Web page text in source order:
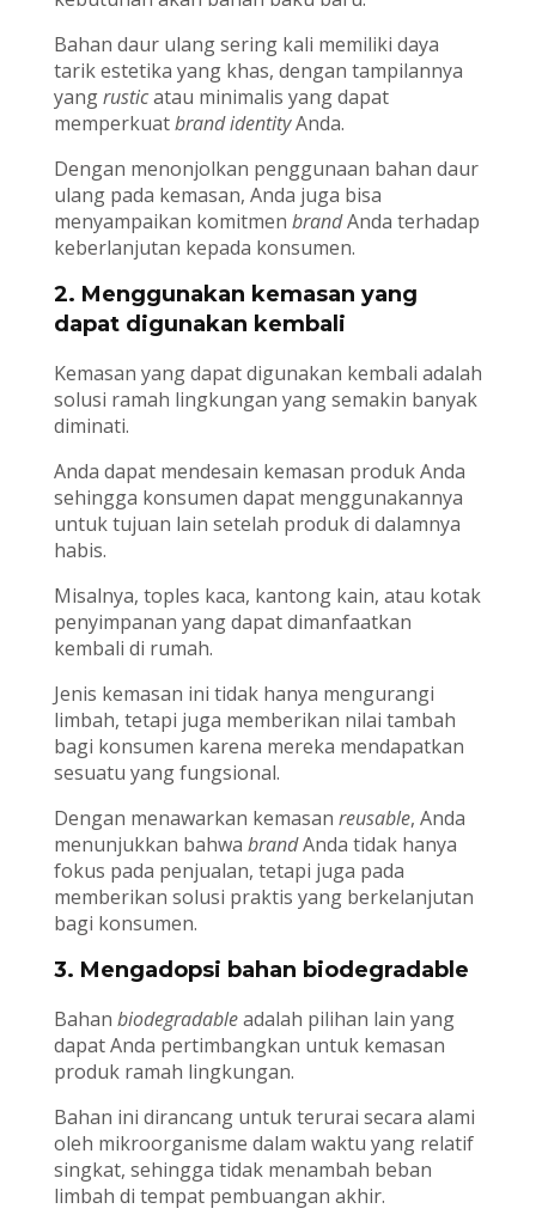
Bahan daur ulang sering kali memiliki daya
tarik estetika yang khas, dengan tampilannya
yangrusticatau minimalis yang dapat
memperkuatbrand identityAnda.
Dengan menonjolkan penggunaan bahan daur
ulang pada kemasan, Anda juga bisa
menyampaikan komitmen brandAnda terhadap
keberlanjutan kepada konsumen.
2. Menggunakan kemasan yang
dapat digunakan kembali
Kemasan yang dapat digunakan kembali adalah
solusi ramah lingkungan yang semakin banyak
diminati.
Anda dapat mendesain kemasan produk Anda
sehingga konsumen dapat menggunakannya
untuk tujuan lain setelah produk di dalamnya
habis.
Misalnya, toples kaca, kantong kain, atau kotak
penyimpanan yang dapat dimanfaatkan
kembali di rumah.
Jenis kemasan ini tidak hanya mengurangi
limbah, tetapi juga memberikan nilai tambah
bagi konsumen karena mereka mendapatkan
sesuatu yang fungsional.
Dengan menawarkan kemasan reusable, Anda
menunjukkan bahwa brandAnda tidak hanya
fokus pada penjualan, tetapi juga pada
memberikan solusi praktis yang berkelanjutan
bagi konsumen.
3. Mengadopsi bahan biodegradable
Bahan biodegradableadalah pilihan lain yang
dapat Anda pertimbangkan untuk kemasan
produk ramah lingkungan.
Bahan ini dirancang untuk terurai secara alami
oleh mikroorganisme dalam waktu yang relatif
singkat, sehingga tidak menambah beban
limbah di tempat pembuangan akhir.